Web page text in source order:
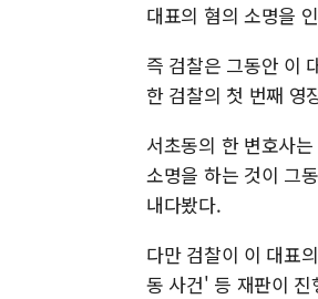
대표의 혐의 소명을
즉 검찰은 그동안 이
한 검찰의 첫 번째 영
서초동의 한 변호사
소명을 하는 것이 그
내다봤다.
다만 검찰이 이 대표
동 사건' 등 재판이